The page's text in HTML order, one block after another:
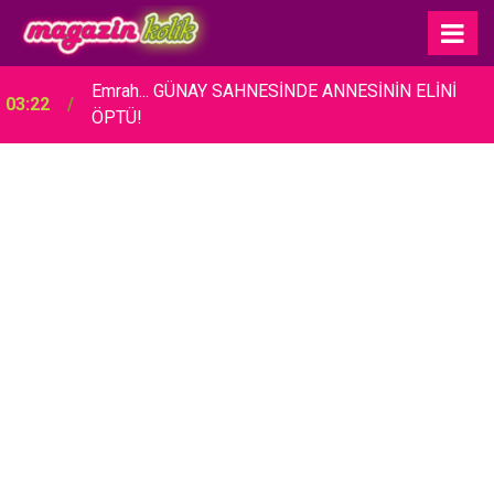
03:22
Emrah... GÜNAY SAHNESİNDE ANNESİNİN ELİNİ
ÖPTÜ!